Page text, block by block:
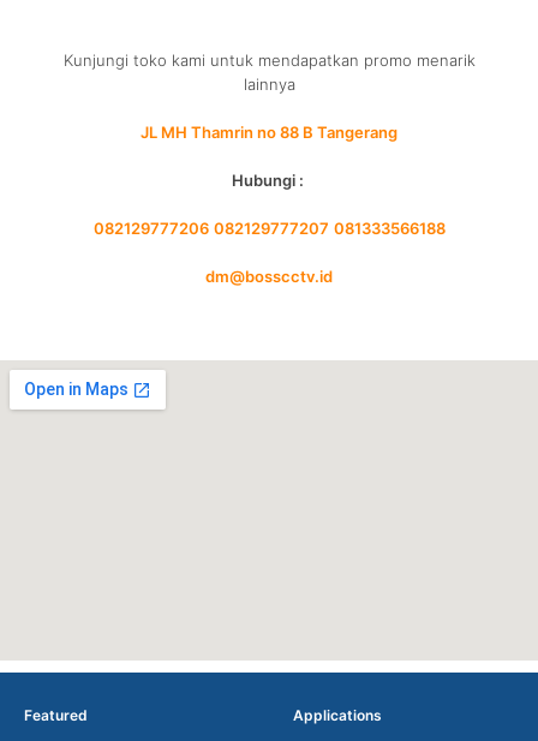
Kunjungi toko kami untuk mendapatkan promo menarik
lainnya
JL MH Thamrin no 88 B Tangerang
Hubungi :
082129777206 082129777207 081333566188
dm@bosscctv.id
Featured Applications